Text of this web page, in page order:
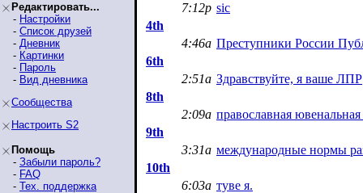
Редактировать...
- Настройки
- Список друзей
- Дневник
- Картинки
- Пароль
- Вид дневника
Сообщества
Настроить S2
Помощь
- Забыли пароль?
- FAQ
- Тех. поддержка
7:12p sic
4th
4:46a Преступники России
6th
2:51a Здравствуйте, я ваше ЛПР
8th
2:09a православная
9th
3:31a международные нормы
10th
6:03a туве я.